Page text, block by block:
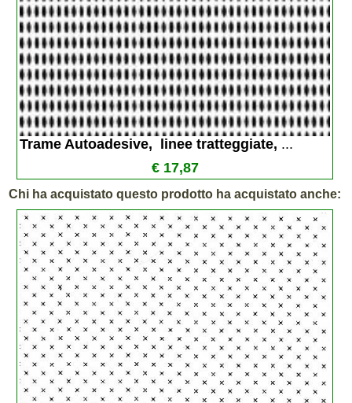
Trame Autoadesive,  linee tratteggiate, ...
€ 17,87
Chi ha acquistato questo prodotto ha acquistato anche: